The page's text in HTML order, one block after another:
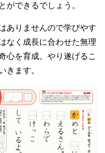
ができるでしょう。
ありませんので学びやす
なく成長に合わせた無理
心を育成。やり遂げるこ
きます。